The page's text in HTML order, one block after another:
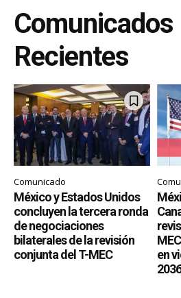
Comunicados
Recientes
Comunicado
México y Estados Unidos
concluyen la tercera ronda
de negociaciones
bilaterales de la revisión
conjunta del T-MEC
en
2036